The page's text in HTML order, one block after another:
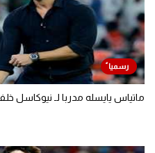
ماتياس يايسله مدربا لـ نيوكاسل